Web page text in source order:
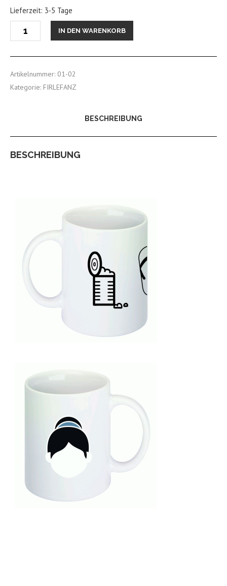
Lieferzeit: 3-5 Tage
IN DEN WARENKORB
Artikelnummer: 01-02
Kategorie: FIRLEFANZ
BESCHREIBUNG
BESCHREIBUNG